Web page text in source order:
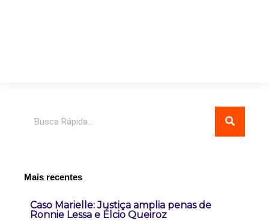
Mais recentes
Caso Marielle: Justiça amplia penas de
Ronnie Lessa e Élcio Queiroz